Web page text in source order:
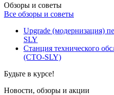
Обзоры и советы
Все обзоры и советы
Upgrade (модернизация)
SLY
Станция технического
(СТО-SLY)
Будьте в курсе!
Новости, обзоры и акции